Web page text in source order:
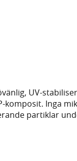
UV-
komposit. Inga
partiklar